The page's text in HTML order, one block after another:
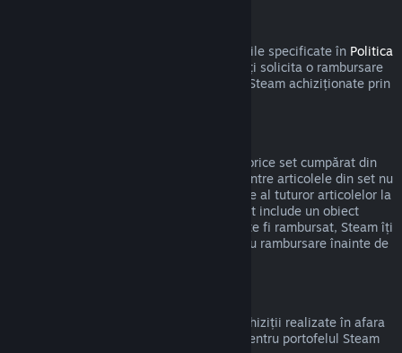
În cadrul procesului și a perioadei aplicabile specificate în Politica
, poți solicita o rambursare
pentru produsele hardware și accesoriile Steam achiziționate prin
Poți primi o rambursare completă pentru orice set cumpărat din
magazinul Steam atât timp cât niciunul dintre articolele din set nu
a fost transferat și dacă timpul de utilizare al tuturor articolelor la
un loc nu depășește două ore. Dacă un set include un obiect
virtual pentru joc sau un DLC care nu poate fi rambursat, Steam îți
va indica dacă tot setul este eligibil pentru rambursare înainte de
Valve nu poate oferi rambursări pentru achiziții realizate în afara
Steam (de exemplu, CD key sau carduri pentru portofelul Steam